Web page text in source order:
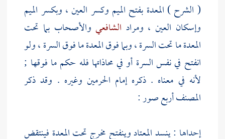
( الشرح ) المعدة بفتح الميم وكسر العين ، وبكسر الميم
وإسكان العين ، ومراد الشافعي والأصحاب بما تحت
المعدة ما تحت السرة ، وبما فوق المعدة ما فوق السرة ، ولو
انفتح في نفس السرة أو في محاذاتها فله حكم ما فوقها ;
لأنه في معناه . ذكرهإمام الحرمين وغيره . وقد ذكر
المصنفأربع صور :
إحداها : ينسد المعتاد وينفتح مخرج تحت المعدة فينتقض